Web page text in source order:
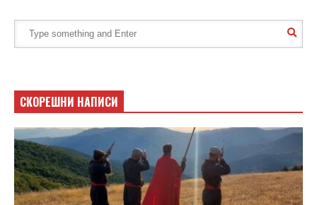
СКОРЕШНИ НАПИСИ